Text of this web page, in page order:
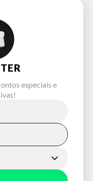
especiais e